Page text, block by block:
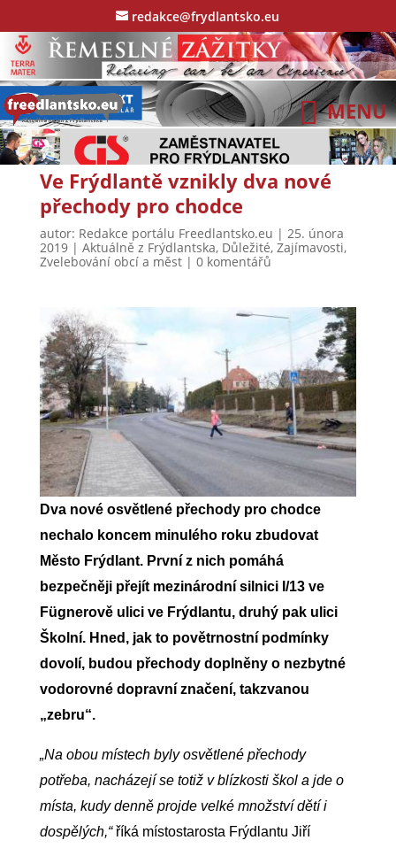
redakce@frydlantsko.eu
Ve Frýdlantě vznikly dva nové
přechody pro chodce
autor: Redakce portálu Freedlantsko.eu | 25. února
2019| Aktuálně z Frýdlantska, Důležité, Zajímavosti,
Zvelebování obcí a měst| 0 komentářů
Dva nové osvětlené přechody pro chodce
nechalo koncem minulého roku zbudovat
Město Frýdlant. První z nich pomáhá
bezpečněji přejít mezinárodní silnici I/13 ve
Fügnerově ulici ve Frýdlantu, druhý pak ulici
Školní. Hned, jak to povětrnostní podmínky
dovolí, budou přechody doplněny o nezbytné
vodorovné dopravní značení, takzvanou
„zebru“.
„Na obou místech byly osvětlené přechody
potřeba, nacházejí se totiž v blízkosti škol a jde o
místa, kudy denně projde velké množství dětí i
dospělých,“říká místostarosta Frýdlantu Jiří